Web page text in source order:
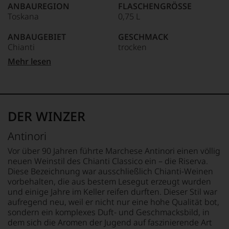
in
unserem
um
zu
unterstreichen,
auf
Niveau
unsere
Weinselektion
bewegt.
Das
aber
genügt
uns
nicht
mehr.
Wir
haben
festgestellt,
studierte
zunächst
an
der
Universität
von
durch
Vater
er
aber
vor
allen
Dingen
nach
1978
zunehmend
der
und
heute
auch
auflagenstärkste
Wein-
und
Gourmetmagazin
sich
das
mehrheitlich
im
Besitz
der
Familie
Rosam,
2017
erwarb
ein
Ex
ANBAUREGION
Toskana
ANBAUGEBIET
Chianti
APPELLATION
QUALITÄTSSTUFE
100% Sangiovese
TRINKTEMPERATUR
16 °C
ALKOHOLGEHALT
14 % Vol.
RESTSÜSSE
FLASCHENGRÖSSE
0,75 L
GESCHMACK
trocken
FETT
2,8 g
davon Zucker: 0,1 g
EIWEISS
0 g
SALZ
0 g
ZUTATEN
Mehr lesen
DER WINZER
Antinori
Vor über 90 Jahren führte Marchese Antinori einen völlig
neuen Weinstil des Chianti Classico ein – die Riserva.
Diese Bezeichnung war ausschließlich Chianti-Weinen
vorbehalten, die aus bestem Lesegut erzeugt wurden
und einige Jahre im Keller reifen durften. Dieser Stil war
aufregend neu, weil er nicht nur eine hohe Qualität bot,
sondern ein komplexes Duft- und Geschmacksbild, in
dem sich die Aromen der Jugend auf faszinierende Art